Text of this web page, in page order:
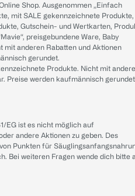
Shop. Ausgenommen „Einfach
mit SALE gekennzeichnete Produkte,
Gutschein- und Wertkarten,
preisgebundene Ware, Baby
mit anderen Rabatten und Aktionen
gerundet.
Produkte. Nicht mit
Preise werden kaufmännisch
EG ist es nicht möglich auf
andere Aktionen zu geben. Des
Punkten für
Bei weiteren Fragen wende dich bitte